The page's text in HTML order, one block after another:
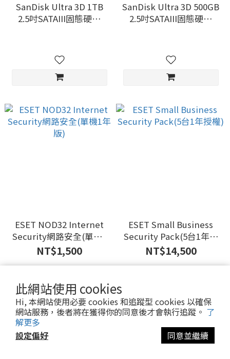
此網站使用 cookies
Hi, 本網站使用必要 cookies 和追蹤型 cookies 以確保
網站服務，後者將在獲得你的同意後才會執行追蹤。 了
解更多
設定偏好
同意並繼續
SanDisk Ultra 3D 1TB
2.5吋SATAIII固態硬碟
SanDisk Ultra 3D 500GB
2.5吋SATAIII固態硬碟
ESET NOD32 Internet
Security網路安全(單機1
年版)
NT$1,500
ESET Small Business
Security Pack(5台1年授
權)
NT$14,500